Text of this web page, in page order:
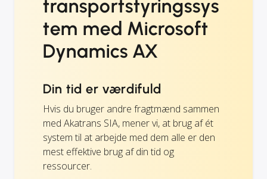
transportstyringssys
tem med Microsoft
Dynamics AX
Din tid er værdifuld
Hvis du bruger andre fragtmænd sammen
med Akatrans SIA, mener vi, at brug af ét
system til at arbejde med dem alle er den
mest effektive brug af din tid og
ressourcer.